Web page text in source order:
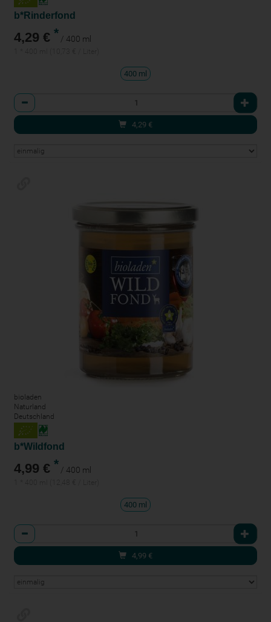
b*Rinderfond
4,29 € * / 400 ml
400 ml
Anzahl
4,29 €
bioladen
Naturland
Deutschland
b*Wildfond
4,99 € * / 400 ml
400 ml
Anzahl
4,99 €